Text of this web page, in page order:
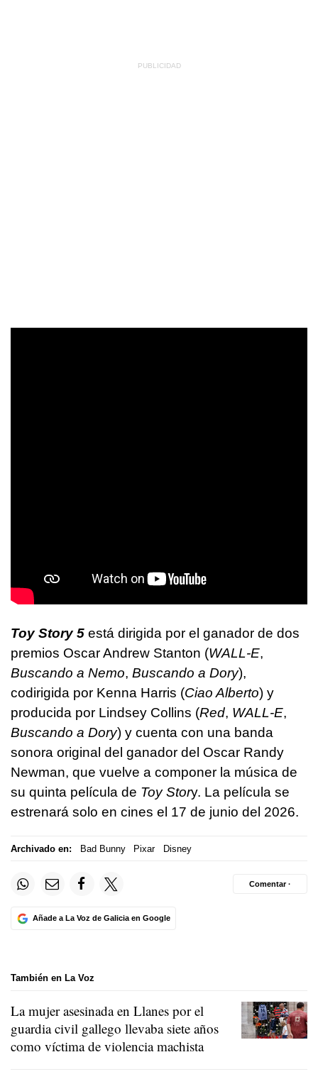
Toy Story 5 está dirigida por el ganador de dos
premios Oscar Andrew Stanton (WALL-E,
Buscando a Nemo, Buscando a Dory),
codirigida por Kenna Harris (Ciao Alberto) y
producida por Lindsey Collins (Red, WALL-E,
Buscando a Dory) y cuenta con una banda
sonora original del ganador del Oscar Randy
Newman, que vuelve a componer la música de
su quinta película de Toy Story. La película se
estrenará solo en cines el 17 de junio del 2026.
Archivado en: Bad Bunny Pixar Disney
Añade a La Voz de Galicia en Google
Comentar ·
También en La Voz
La mujer asesinada en Llanes por el
guardia civil gallego llevaba siete años
como víctima de violencia machista